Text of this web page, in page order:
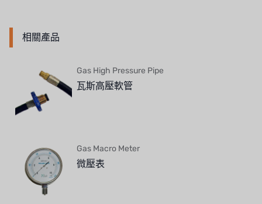
ETATRON
BOSCHINI
NIPPON
CASH ACME
YAZAKI
相關產品
Gas High Pressure Pipe
瓦斯高壓軟管
Gas Macro Meter
微壓表